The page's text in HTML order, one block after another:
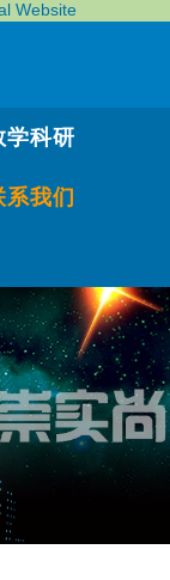
Website
学科研
系我们